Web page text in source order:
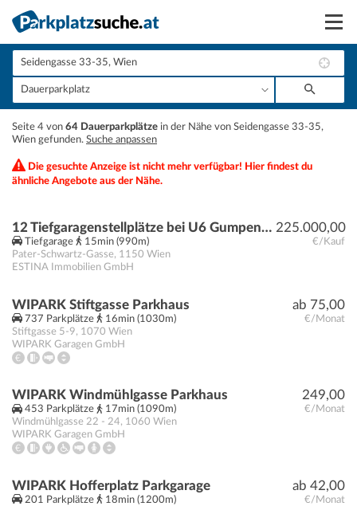
Suchen
Vermieten
Anmelden
Seite 4 von 64 Dauerparkplätze in der Nähe von Seidengasse 33-35,
Wien gefunden. Suche anpassen
Die gesuchte Anzeige ist nicht mehr verfügbar! Hier findest du
ähnliche Angebote aus der Nähe.
225.000,00
€/Kauf
12 Tiefgaragenstellplätze bei U6 Gumpendorfer Straße | Baurecht
Tiefgarage
15min (990m)
Pater-Schwartz-Gasse, 1150 Wien
ESTINA Immobilien GmbH
ab 75,00
€/Monat
WIPARK Stiftgasse Parkhaus
737 Parkplätze
16min (1030m)
Stiftgasse 5-9, 1070 Wien
WIPARK Garagen GmbH
249,00
€/Monat
WIPARK Windmühlgasse Parkhaus
453 Parkplätze
17min (1090m)
Windmühlgasse 22 - 24, 1060 Wien
WIPARK Garagen GmbH
ab 42,00
€/Monat
WIPARK Hofferplatz Parkgarage
201 Parkplätze
18min (1200m)
+
−